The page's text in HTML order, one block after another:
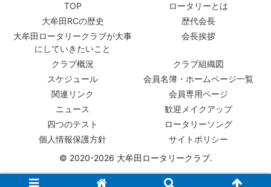
TOP
ロータリーとは
大牟田RCの歴史
歴代会長
大牟田ロータリークラブが大事
にしていきたいこと
会長挨拶
クラブ概況
クラブ組織図
スケジュール
会員名簿・ホームページ一覧
関連リンク
会員専用ページ
ニュース
歓迎メイクアップ
四つのテスト
ロータリーソング
個人情報保護方針
サイトポリシー
© 2020-2026 大牟田ロータリークラブ.